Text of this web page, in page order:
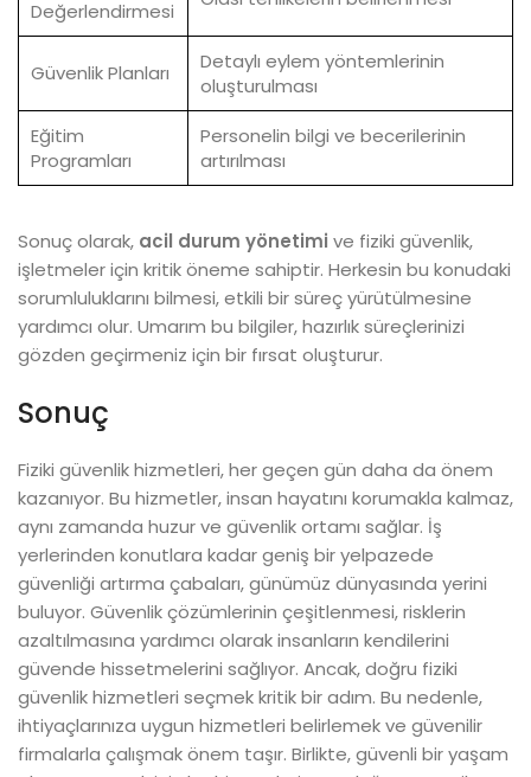
Değerlendirmesi
Güvenlik Planları
Detaylı eylem yöntemlerinin
oluşturulması
Eğitim
Programları
Personelin bilgi ve becerilerinin
artırılması
Sonuç olarak, acil durum yönetimi ve fiziki güvenlik,
işletmeler için kritik öneme sahiptir. Herkesin bu konudaki
sorumluluklarını bilmesi, etkili bir süreç yürütülmesine
yardımcı olur. Umarım bu bilgiler, hazırlık süreçlerinizi
gözden geçirmeniz için bir fırsat oluşturur.
Sonuç
Fiziki güvenlik hizmetleri, her geçen gün daha da önem
kazanıyor. Bu hizmetler, insan hayatını korumakla kalmaz,
aynı zamanda huzur ve güvenlik ortamı sağlar. İş
yerlerinden konutlara kadar geniş bir yelpazede
güvenliği artırma çabaları, günümüz dünyasında yerini
buluyor. Güvenlik çözümlerinin çeşitlenmesi, risklerin
azaltılmasına yardımcı olarak insanların kendilerini
güvende hissetmelerini sağlıyor. Ancak, doğru fiziki
güvenlik hizmetleri seçmek kritik bir adım. Bu nedenle,
ihtiyaçlarınıza uygun hizmetleri belirlemek ve güvenilir
firmalarla çalışmak önem taşır. Birlikte, güvenli bir yaşam